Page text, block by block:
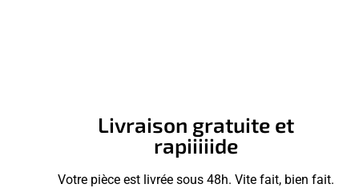
Livraison gratuite et
rapiiiiide
Votre pièce est livrée sous 48h. Vite fait, bien fait.